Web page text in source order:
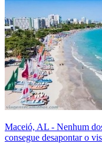
Maceió, AL - Nenhum
consegue desapontar o